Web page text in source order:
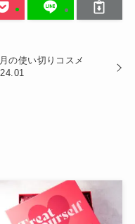
の使い切りコスメ